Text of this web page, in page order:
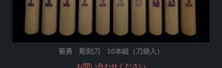
菊勇 彫刻刀 10本組（刀袋入）
お問い合わせください